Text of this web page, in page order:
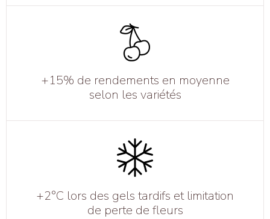
+15% de rendements en moyenne
selon les variétés
+2°C lors des gels tardifs et limitation
de perte de fleurs